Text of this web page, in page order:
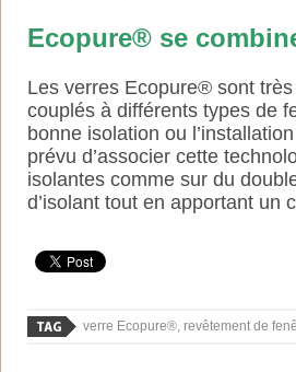
Ecopure® se
Les verres Ecopure® sont
couplés à différents types de
bonne isolation ou
prévu d’associer cette
isolantes comme sur du
d’isolant tout en apportant
verre Ecopure®, revêtement de